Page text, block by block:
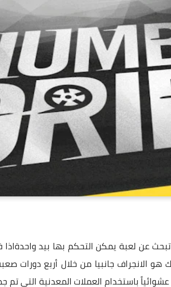
عن لعبة يمكن التحكم بها بيد واحدةاذا
عشوائياً باستخدام العملات المعدنية التي